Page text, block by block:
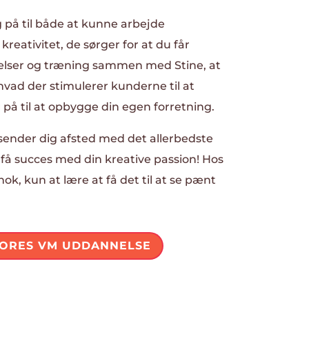
til både at kunne arbejde
de sørger for at du får
og træning sammen med Stine, at
der stimulerer kunderne til at
til at opbygge din egen forretning.
dig afsted med det allerbedste
succes med din kreative passion! Hos
kun at lære at få det til at se pænt
VM UDDANNELSE